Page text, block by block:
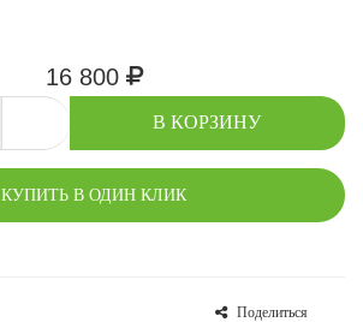
16 800
В КОРЗИНУ
КУПИТЬ В ОДИН КЛИК
Поделиться